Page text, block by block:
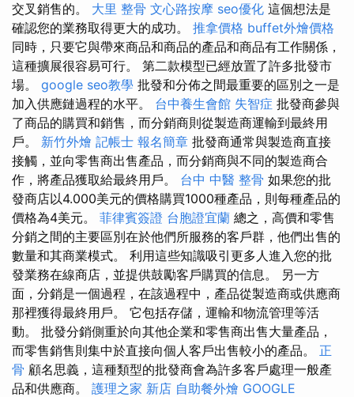
交叉銷售的。 大里 整骨 文心路按摩 seo優化 這個想法是
確認您的業務取得更大的成功。 推拿價格 buffet外燴價格
同時，只要它與帶來商品和商品的產品和商品有工作關係，
這種擴展很容易可行。 第二款模型已經放置了許多批發市
場。 google seo教學 批發和分佈之間最重要的區別之一是
加入供應鏈過程的水平。 台中養生會館 失智症 批發商參與
了商品的購買和銷售，而分銷商則從製造商運輸到最終用
戶。 新竹外燴 記帳士 報名簡章 批發商通常與製造商直接
接觸，並向零售商出售產品，而分銷商與不同的製造商合
作，將產品獲取給最終用戶。 台中 中醫 整骨 如果您的批
發商店以4.000美元的價格購買1000種產品，則每種產品的
價格為4美元。 菲律賓簽證 台胞證宜蘭 總之，高價和零售
分銷之間的主要區別在於他們所服務的客戶群，他們出售的
數量和其商業模式。 利用這些知識吸引更多人進入您的批
發業務在線商店，並提供鼓勵客戶購買的信息。 另一方
面，分銷是一個過程，在該過程中，產品從製造商或供應商
那裡獲得最終用戶。 它包括存儲，運輸和物流管理等活
動。 批發分銷側重於向其他企業和零售商出售大量產品，
而零售銷售則集中於直接向個人客戶出售較小的產品。 正
骨 顧名思義，這種類型的批發商會為許多客戶處理一般產
品和供應商。 護理之家 新店 自助餐外燴 GOOGLE